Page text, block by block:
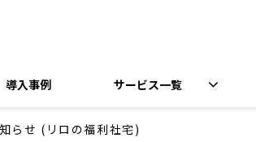
導入事例 サービス一覧
らせ (リロの福利社宅)